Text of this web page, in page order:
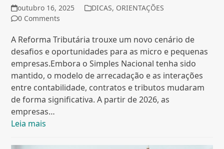
outubro 16, 2025 DICAS, ORIENTAÇÕES
0 Comments
A Reforma Tributária trouxe um novo cenário de
desafios e oportunidades para as micro e pequenas
empresas.Embora o Simples Nacional tenha sido
mantido, o modelo de arrecadação e as interações
entre contabilidade, contratos e tributos mudaram
de forma significativa. A partir de 2026, as
empresas…
Leia mais